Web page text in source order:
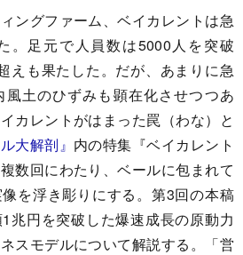
ングファーム、ベイカレントは急
。足元で人員数は5000人を突破
えも果たした。だが、あまりに急
土のひずみも顕在化させつつあ
カレントがはまった罠（わな）と
大解剖』 内の特集『ベイカレント
数回にわたり、ベールに包まれて
を浮き彫りにする。第3回の本稿
兆円を突破した爆速成長の原動力
スモデルについて解説する。「営